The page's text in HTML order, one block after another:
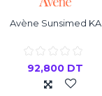
Avène Sunsimed KA
92,800 DT